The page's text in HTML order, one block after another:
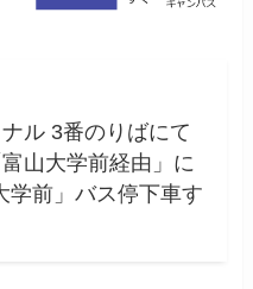
ル 3番のりばにて
山大学前経由」に
前」バス停下車す